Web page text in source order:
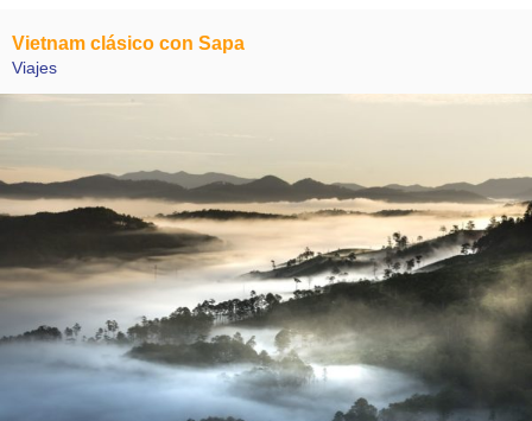
Vietnam clásico con Sapa
Viajes